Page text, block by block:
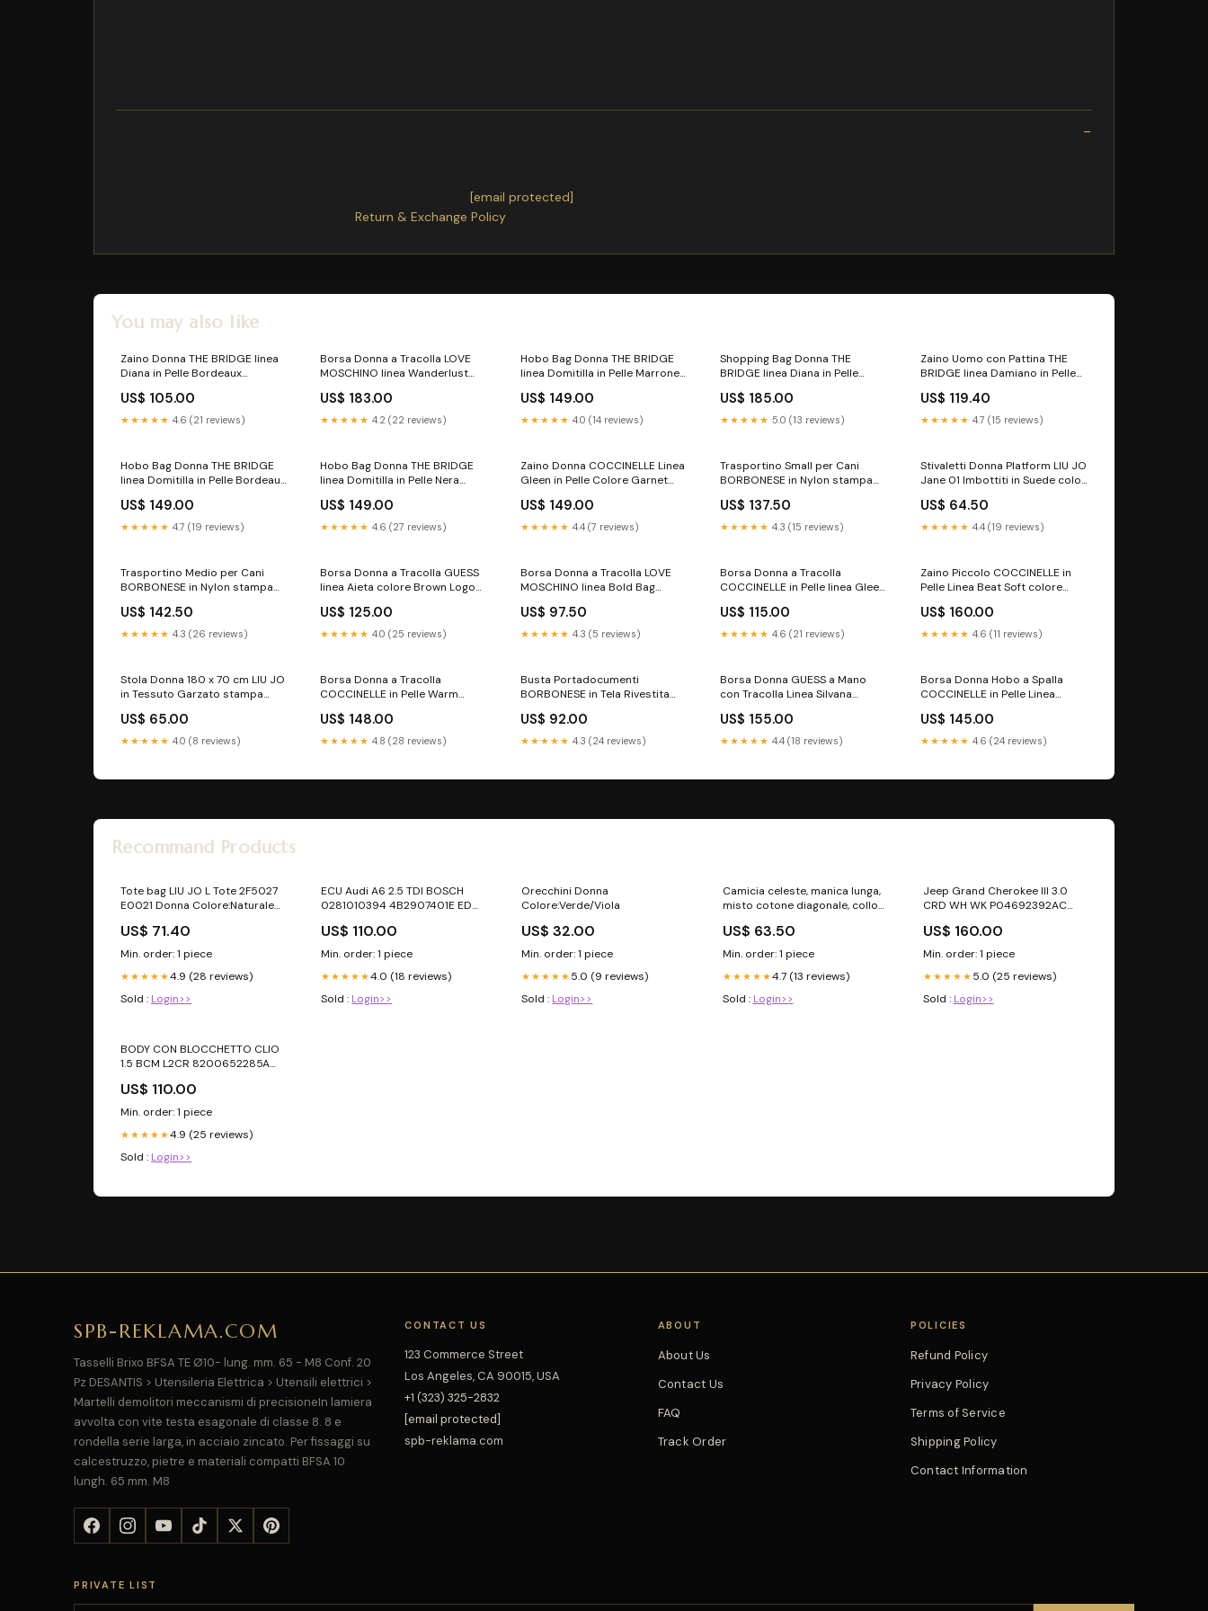
[email protected]
Return & Exchange Policy
You may also like
Zaino Donna THE BRIDGE linea
Diana in Pelle Bordeaux
US$ 105.00
★★★★★ 4.6 (21 reviews)
Borsa Donna a Tracolla LOVE
MOSCHINO linea Wanderlust
US$ 183.00
★★★★★ 4.2 (22 reviews)
Hobo Bag Donna THE BRIDGE
linea Domitilla in Pelle Marrone
US$ 149.00
★★★★★ 4.0 (14 reviews)
Shopping Bag Donna THE
BRIDGE linea Diana in Pelle
US$ 185.00
★★★★★ 5.0 (13 reviews)
Zaino Uomo con Pattina THE
BRIDGE linea Damiano in Pelle
US$ 119.40
★★★★★ 4.7 (15 reviews)
Hobo Bag Donna THE BRIDGE
linea Domitilla in Pelle Bordeaux
US$ 149.00
★★★★★ 4.7 (19 reviews)
Hobo Bag Donna THE BRIDGE
linea Domitilla in Pelle Nera
US$ 149.00
★★★★★ 4.6 (27 reviews)
Zaino Donna COCCINELLE Linea
Gleen in Pelle Colore Garnet
US$ 149.00
★★★★★ 4.4 (7 reviews)
Trasportino Small per Cani
BORBONESE in Nylon stampa
US$ 137.50
★★★★★ 4.3 (15 reviews)
Stivaletti Donna Platform LIU JO
Jane 01 Imbottiti in Suede color
US$ 64.50
★★★★★ 4.4 (19 reviews)
Trasportino Medio per Cani
BORBONESE in Nylon stampa
US$ 142.50
★★★★★ 4.3 (26 reviews)
Borsa Donna a Tracolla GUESS
linea Aieta colore Brown Logo
US$ 125.00
★★★★★ 4.0 (25 reviews)
Borsa Donna a Tracolla LOVE
MOSCHINO linea Bold Bag
US$ 97.50
★★★★★ 4.3 (5 reviews)
Borsa Donna a Tracolla
COCCINELLE in Pelle linea Gleen
US$ 115.00
★★★★★ 4.6 (21 reviews)
Zaino Piccolo COCCINELLE in
Pelle Linea Beat Soft colore
US$ 160.00
★★★★★ 4.6 (11 reviews)
Stola Donna 180 x 70 cm LIU JO
in Tessuto Garzato stampa
US$ 65.00
★★★★★ 4.0 (8 reviews)
Borsa Donna a Tracolla
COCCINELLE in Pelle Warm
welcome
US$ 148.00
★★★★★ 4.8 (28 reviews)
Busta Portadocumenti
BORBONESE in Tela Rivestita
US$ 92.00
★★★★★ 4.3 (24 reviews)
Borsa Donna GUESS a Mano
con Tracolla Linea Silvana
borse da ufficio
US$ 155.00
★★★★★ 4.4 (18 reviews)
Borsa Donna Hobo a Spalla
COCCINELLE in Pelle Linea
cinture
US$ 145.00
★★★★★ 4.6 (24 reviews)
Recommand Products
Tote bag LIU JO L Tote 2F5027
E0021 Donna Colore:Naturale
US$ 71.40
Min. order: 1 piece
★★★★★4.9 (28 reviews)
Sold : Login>>
ECU Audi A6 2.5 TDI BOSCH
0281010394 4B2907401E EDC
US$ 110.00
Min. order: 1 piece
★★★★★4.0 (18 reviews)
Sold : Login>>
Orecchini Donna
Colore:Verde/Viola
US$ 32.00
Min. order: 1 piece
★★★★★ 5.0 (9 reviews)
Sold : Login>>
Camicia celeste, manica lunga,
misto cotone diagonale, collo
UN PASSO DA UN MONDO
PERFETTO
US$ 63.50
Min. order: 1 piece
★★★★★4.7 (13 reviews)
Sold : Login>>
Jeep Grand Cherokee III 3.0
CRD WH WK P04692392AC
US$ 160.00
Min. order: 1 piece
★★★★★ 5.0 (25 reviews)
Sold : Login>>
BODY CON BLOCCHETTO CLIO
1.5 BCM L2CR 8200652285A
US$ 110.00
Min. order: 1 piece
★★★★★4.9 (25 reviews)
Sold : Login>>
SPB-REKLAMA.COM
Tasselli Brixo BFSA TE Ø10- lung. mm. 65 - M8 Conf. 20
Pz DESANTIS > Utensileria Elettrica > Utensili elettrici >
Martelli demolitori meccanismi di precisioneIn lamiera
avvolta con vite testa esagonale di classe 8. 8 e
rondella serie larga, in acciaio zincato. Per fissaggi su
calcestruzzo, pietre e materiali compatti BFSA 10
lungh. 65 mm. M8
CONTACT US
123 Commerce Street
Los Angeles, CA 90015, USA
+1 (323) 325-2832
[email protected]
spb-reklama.com
ABOUT
About Us
Contact Us
FAQ
Track Order
POLICIES
Refund Policy
Privacy Policy
Terms of Service
Shipping Policy
Contact Information
PRIVATE LIST